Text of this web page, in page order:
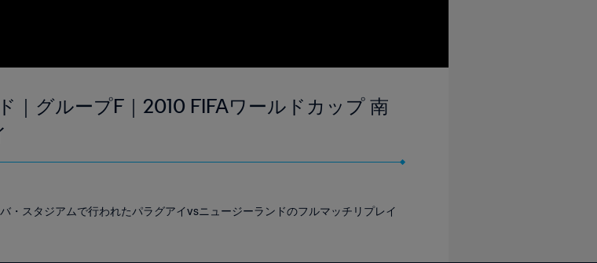
｜グループF｜2010 FIFAワールドカップ 南
スタジアムで行われたパラグアイvsニュージーランドのフルマッチリプレイ